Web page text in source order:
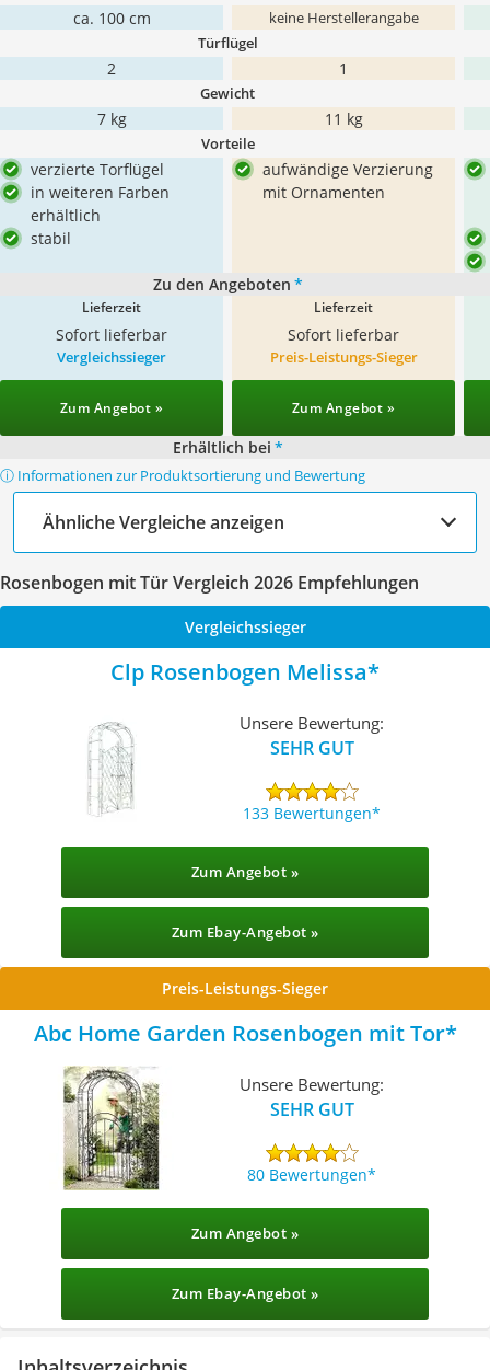
ca. 100 cm keine Herstellerangabe
Türflügel
2 1
Gewicht
7 kg 11 kg
Vorteile
verzierte Torflügel
in weiteren Farben
erhältlich
stabil
aufwändige Verzierung
mit Ornamenten
Zu den Angeboten *
Lieferzeit
Sofort lieferbar
Lieferzeit
Sofort lieferbar
Vergleichssieger
Zum Angebot »
Preis-Leistungs-Sieger
Zum Angebot »
Erhältlich bei *
ⓘ Informationen zur Produktsortierung und Bewertung
Ähnliche Vergleiche anzeigen
Rosenbogen mit Tür Vergleich 2026 Empfehlungen
Vergleichssieger
Clp Rosenbogen Melissa
Unsere Bewertung:
SEHR GUT
133 Bewertungen
Zum Angebot »
Zum Ebay-Angebot »
Preis-Leistungs-Sieger
Abc Home Garden Rosenbogen mit Tor
Unsere Bewertung:
SEHR GUT
80 Bewertungen
Zum Angebot »
Zum Ebay-Angebot »